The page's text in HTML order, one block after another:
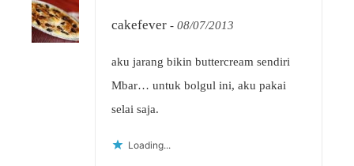
cakefever - 08/07/2013
aku jarang bikin buttercream sendiri
Mbar… untuk bolgul ini, aku pakai
selai saja.
Loading...